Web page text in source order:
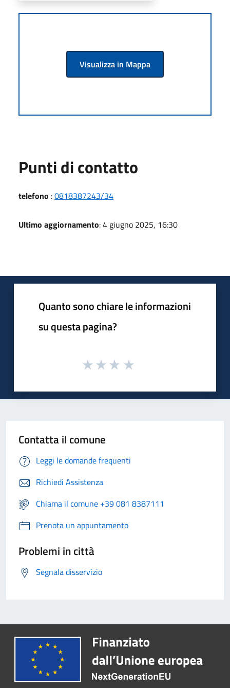
Visualizza in Mappa
Punti di contatto
telefono :0818387243/34
Ultimo aggiornamento: 4 giugno 2025, 16:30
Quanto sono chiare le informazioni
su questa pagina?
Contatta il comune
Leggi le domande frequenti
Richiedi Assistenza
Chiama il comune +39 081 8387111
Prenota un appuntamento
Problemi in città
Segnala disservizio